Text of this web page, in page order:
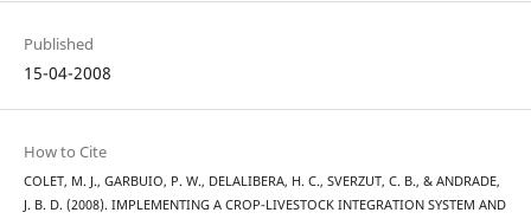
Published
15-04-2008
How to Cite
COLET, M. J., GARBUIO, P. W., DELALIBERA, H. C., SVERZUT, C. B., & ANDRADE,
J. B. D. (2008). IMPLEMENTING A CROP-LIVESTOCK INTEGRATION SYSTEM AND